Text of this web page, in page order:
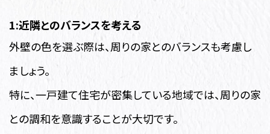
1:近隣とのバランスを考える
外壁の色を選ぶ際は、周りの家とのバランスも考慮し
ましょう。
特に、一戸建て住宅が密集している地域では、周りの家
との調和を意識することが大切です。